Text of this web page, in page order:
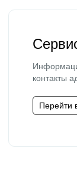
контакты
Перейти